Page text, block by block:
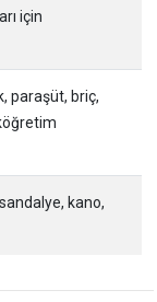
için
paraşüt, briç,
kano,